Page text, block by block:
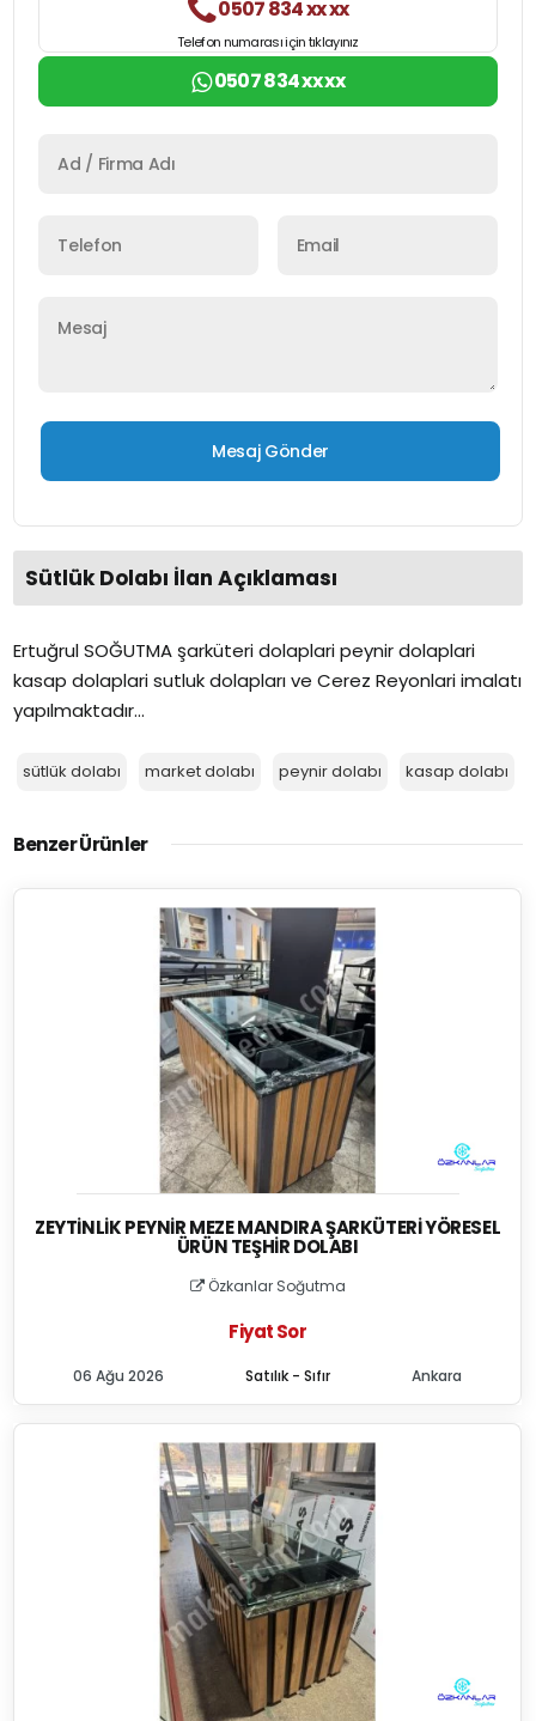
0507 834 xx xx
Telefon numarası için tıklayınız
0507 834 xx xx
Sütlük Dolabı İlan Açıklaması
Ertuğrul SOĞUTMA şarküteri dolaplari peynir dolaplari
kasap dolaplari sutluk dolapları ve Cerez Reyonlari imalatı
yapılmaktadır...
sütlük dolabı market dolabı peynir dolabı kasap dolabı
Benzer Ürünler
ZEYTINLIK PEYNIR MEZE MANDIRA ŞARKÜTERI YÖRESEL
ÜRÜN TEŞHIR DOLABI
Özkanlar Soğutma
Fiyat Sor
Satılık - Sıfır
06 Ağu 2026 Ankara